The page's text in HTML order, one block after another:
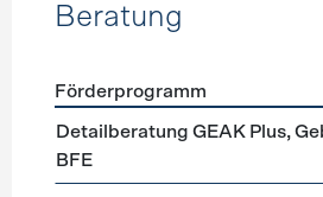
Beratung
Förderprogramme Beratung
Förderprogramm
Detailberatung GEAK Plus,
BFE